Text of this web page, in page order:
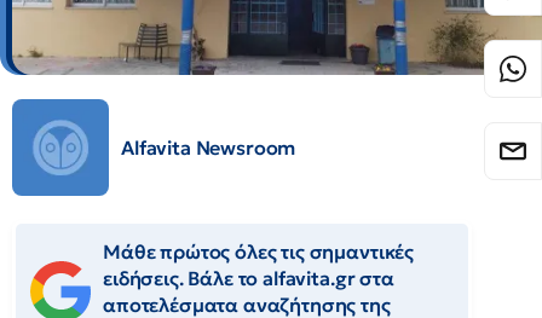
Alfavita Newsroom
Μάθε πρώτος όλες τις σημαντικές
ειδήσεις. Βάλε το alfavita.gr στα
αποτελέσματα αναζήτησης της